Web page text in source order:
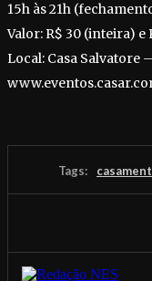
15h às 21h
Valor: R$ 30 (inteira) e
Local: Casa Salvatore
Tags: